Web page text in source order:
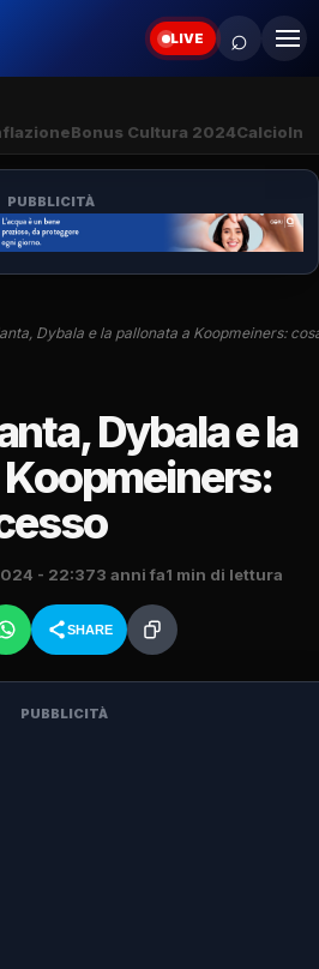
LIVE ⌕
Bonus Cultura 2024Calcio
PUBBLICITÀ
Dybala e la pallonata a Koopmeiners:
Dybala e la
- 22:373 anni fa1 min di lettura
SHARE
PUBBLICITÀ